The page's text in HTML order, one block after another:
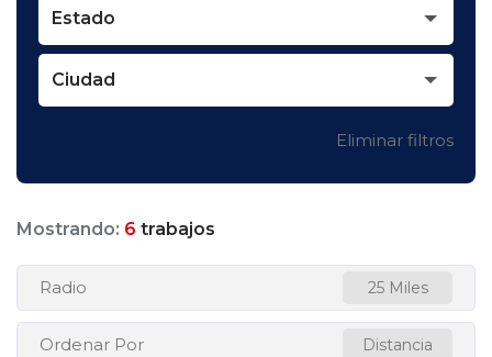
Estado
Ciudad
Eliminar filtros
Mostrando: 6 trabajos
Radio 25 Miles
Ordenar Por Distancia